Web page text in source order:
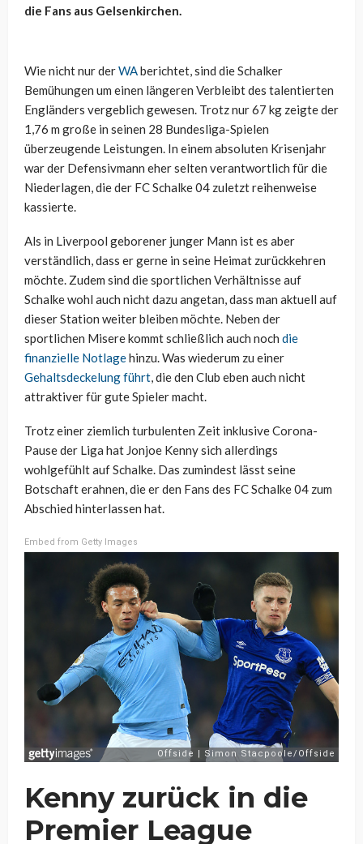
die Fans aus Gelsenkirchen.
Wie nicht nur derWAberichtet, sind die Schalker
Bemühungen um einen längeren Verbleibt des talentierten
Engländers vergeblich gewesen. Trotz nur 67 kg zeigte der
1,76 m große in seinen 28 Bundesliga-Spielen
überzeugende Leistungen. In einem absoluten Krisenjahr
war der Defensivmann eher selten verantwortlich für die
Niederlagen, die der FC Schalke 04 zuletzt reihenweise
kassierte.
Als in Liverpool geborener junger Mann ist es aber
verständlich, dass er gerne in seine Heimat zurückkehren
möchte. Zudem sind die sportlichen Verhältnisse auf
Schalke wohl auch nicht dazu angetan, dass man aktuell auf
dieser Station weiter bleiben möchte. Neben der
sportlichen Misere kommt schließlich auch noch die
finanzielle Notlagehinzu. Was wiederum zu einer
Gehaltsdeckelung führt, die den Club eben auch nicht
attraktiver für gute Spieler macht.
Trotz einer ziemlich turbulenten Zeit inklusive Corona-
Pause der Liga hat Jonjoe Kenny sich allerdings
wohlgefühlt auf Schalke. Das zumindest lässt seine
Botschaft erahnen, die er den Fans des FC Schalke 04 zum
Abschied hinterlassen hat.
Embed from Getty Images
Kenny zurück in die
Premier League